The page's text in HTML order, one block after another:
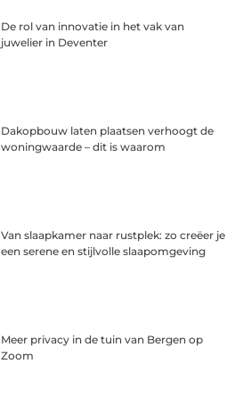
De rol van innovatie in het vak van
juwelier in Deventer
Dakopbouw laten plaatsen verhoogt de
woningwaarde – dit is waarom
Van slaapkamer naar rustplek: zo creëer je
een serene en stijlvolle slaapomgeving
Meer privacy in de tuin van Bergen op
Zoom